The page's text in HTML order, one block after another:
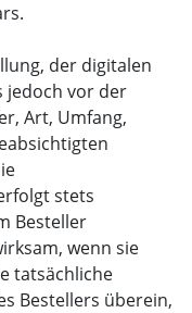
der digitalen
jedoch vor der
Art, Umfang,
stets
Besteller
wenn sie
tatsächliche
Bestellers überein,